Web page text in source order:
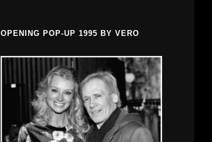
OPENING POP-UP 1995 BY VERO